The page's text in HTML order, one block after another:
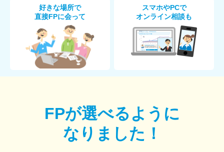
好きな場所で
直接FPに会って
スマホやPCで
オンライン相談も
FPが選べるように
なりました！